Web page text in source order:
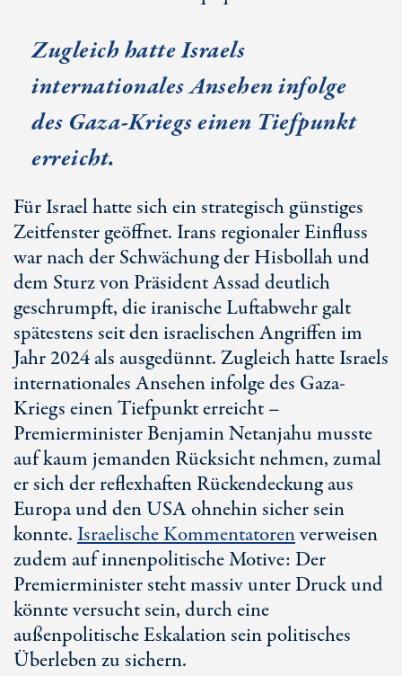
Zugleich hatte Israels
internationales Ansehen infolge
des Gaza-Kriegs einen Tiefpunkt
erreicht.
Für Israel hatte sich ein strategisch günstiges
Zeitfenster geöffnet. Irans regionaler Einfluss
war nach der Schwächung der Hisbollah und
dem Sturz von Präsident Assad deutlich
geschrumpft, die iranische Luftabwehr galt
spätestens seit den israelischen Angriffen im
Jahr 2024 als ausgedünnt. Zugleich hatte Israels
internationales Ansehen infolge des Gaza-
Kriegs einen Tiefpunkt erreicht –
Premierminister Benjamin Netanjahu musste
auf kaum jemanden Rücksicht nehmen, zumal
er sich der reflexhaften Rückendeckung aus
Europa und den USA ohnehin sicher sein
konnte.Israelische Kommentatorenverweisen
zudem auf innenpolitische Motive: Der
Premierminister steht massiv unter Druck und
könnte versucht sein, durch eine
außenpolitische Eskalation sein politisches
Überleben zu sichern.